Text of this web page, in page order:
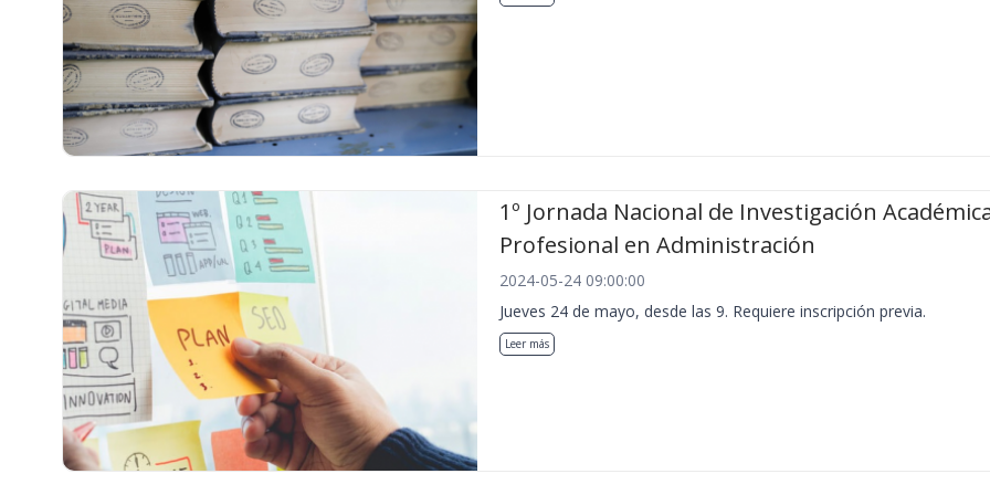
1º Jornada Nacional de Investigación
Profesional en Administración
2024-05-24 09:00:00
Jueves 24 de mayo, desde las 9. Requiere inscripción previa.
Leer más